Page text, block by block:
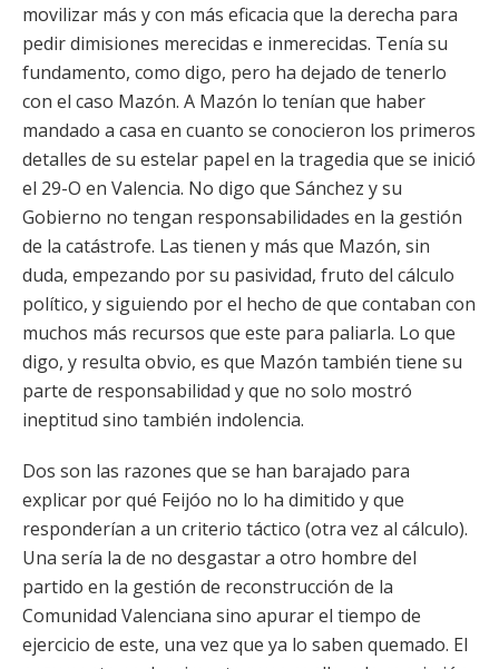
movilizar más y con más eficacia que la derecha para
pedir dimisiones merecidas e inmerecidas. Tenía su
fundamento, como digo, pero ha dejado de tenerlo
con el caso Mazón. A Mazón lo tenían que haber
mandado a casa en cuanto se conocieron los primeros
detalles de su estelar papel en la tragedia que se inició
el 29-O en Valencia. No digo que Sánchez y su
Gobierno no tengan responsabilidades en la gestión
de la catástrofe. Las tienen y más que Mazón, sin
duda, empezando por su pasividad, fruto del cálculo
político, y siguiendo por el hecho de que contaban con
muchos más recursos que este para paliarla. Lo que
digo, y resulta obvio, es que Mazón también tiene su
parte de responsabilidad y que no solo mostró
ineptitud sino también indolencia.
Dos son las razones que se han barajado para
explicar por qué Feijóo no lo ha dimitido y que
responderían a un criterio táctico (otra vez al cálculo).
Una sería la de no desgastar a otro hombre del
partido en la gestión de reconstrucción de la
Comunidad Valenciana sino apurar el tiempo de
ejercicio de este, una vez que ya lo saben quemado. El